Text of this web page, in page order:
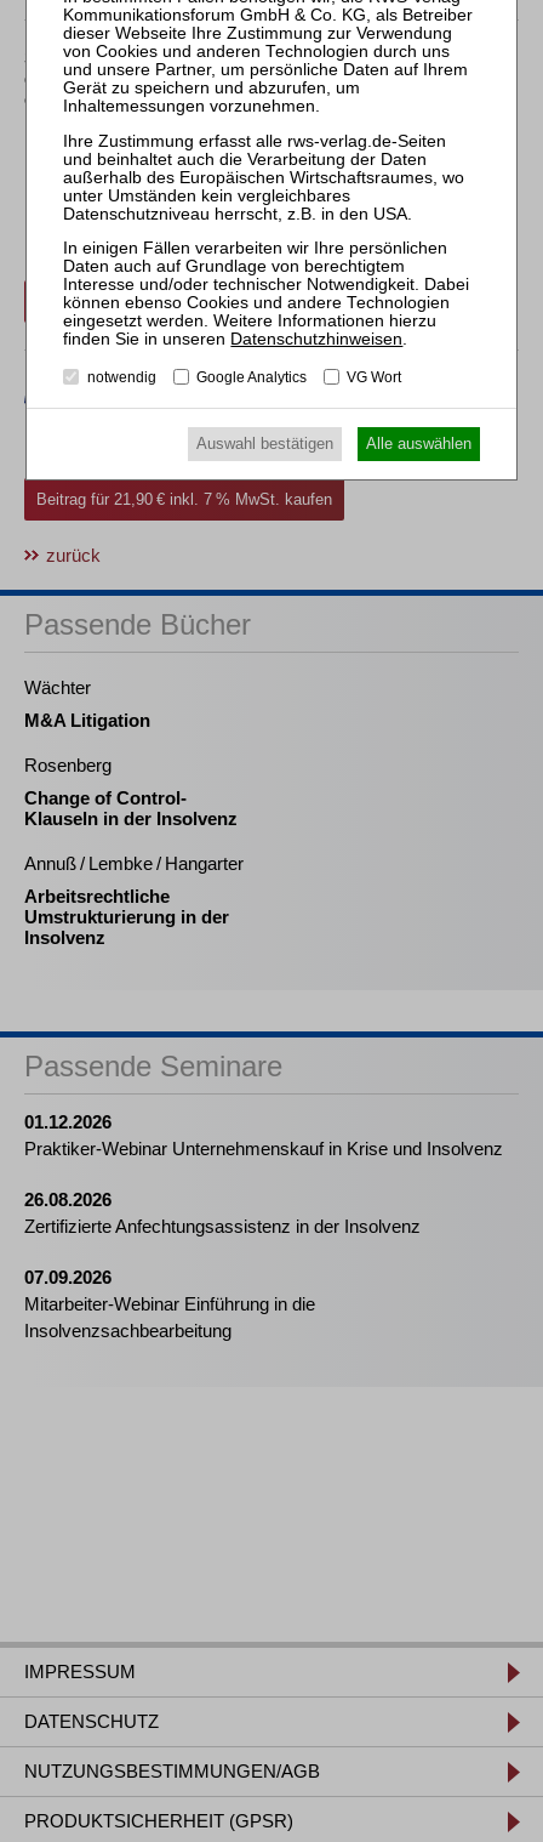
Sollten Sie über kein Abonnement verfügen, können Sie
den gewünschten Beitrag trotzdem kostenpflichtig
erwerben:
Erwerben Sie den gewünschten Beitrag kostenpflichtig per
Rechnung.
Beitrag für 21,90 € inkl. 7 % MwSt. kaufen
Erwerben Sie den gewünschten Beitrag kostenpflichtig mit
Beitrag für 21,90 € inkl. 7 % MwSt. kaufen
zurück
Passende Bücher
Wächter
M&A Litigation
Rosenberg
Change of Control-
Klauseln in der Insolvenz
Annuß / Lembke / Hangarter
Arbeitsrechtliche
Umstrukturierung in der
Insolvenz
Passende Seminare
01.12.2026
Praktiker-Webinar Unternehmenskauf in Krise und Insolvenz
26.08.2026
Zertifizierte Anfechtungsassistenz in der Insolvenz
07.09.2026
Mitarbeiter-Webinar Einführung in die
Insolvenzsachbearbeitung
IMPRESSUM
DATENSCHUTZ
NUTZUNGSBESTIMMUNGEN/AGB
PRODUKTSICHERHEIT (GPSR)
Datenschutzhinweisen.
notwendig Google Analytics VG Wort
Auswahl bestätigen Alle auswählen